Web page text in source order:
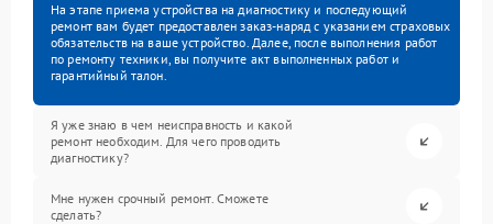
На этапе приема устройства на диагностику и последующий
ремонт вам будет предоставлен заказ-наряд с указанием страховых
обязательств на ваше устройство. Далее, после выполнения работ
по ремонту техники, вы получите акт выполненных работ и
гарантийный талон.
Я уже знаю в чем неисправность и какой
ремонт необходим. Для чего проводить
диагностику?
Мне нужен срочный ремонт. Сможете
сделать?